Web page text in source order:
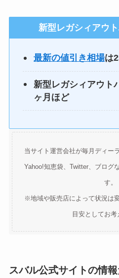
新型レガシィアウ
最新の値引き相場は
新型レガシィアウト
ヶ月ほど
当サイト運営会社が毎月ディー
Yahoo!知恵袋、Twitter、ブログ
す。
※地域や販売店によって状況は
目安としてお考
スバル公式サイトの情